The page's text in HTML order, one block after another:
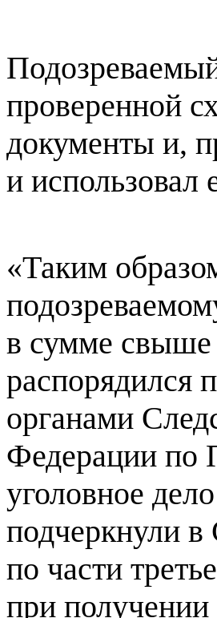
проверенной
документы и,
и использовал
«Таким
в сумме свыше
распорядился
органами
Федерации по
уголовное
подчеркнули
по части
при